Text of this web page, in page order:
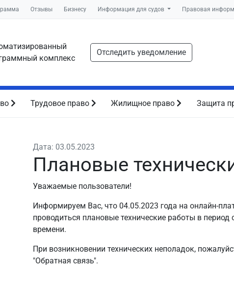
Отзывы Бизнесу Информация для судов Правовая
комплекс
Отследить уведомление
Трудовое право Жилищное право Защита
Дата: 03.05.2023
Плановые
Уважаемые пользователи!
Информируем Вас, что 04.05.2023 года на онлайн-
проводиться плановые технические работы в
времени.
При возникновении технических неполадок,
"Обратная связь".